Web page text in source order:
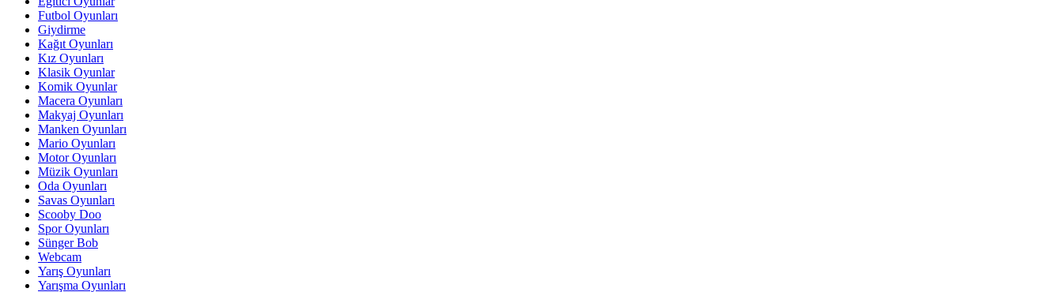
Futbol Oyunları
Giydirme
Kağıt Oyunları
Kız Oyunları
Klasik Oyunlar
Komik Oyunlar
Macera Oyunları
Makyaj Oyunları
Manken Oyunları
Mario Oyunları
Motor Oyunları
Müzik Oyunları
Oda Oyunları
Savas Oyunları
Scooby Doo
Spor Oyunları
Sünger Bob
Webcam
Yarış Oyunları
Yarışma Oyunları